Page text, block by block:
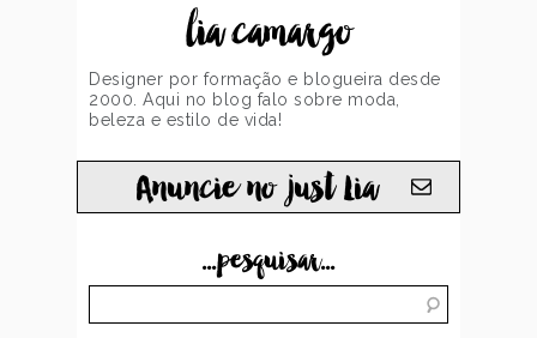
lia camargo
Designer por formação e blogueira desde
2000. Aqui no blog falo sobre moda,
beleza e estilo de vida!
Anuncie no just Lia
...pesquisar...